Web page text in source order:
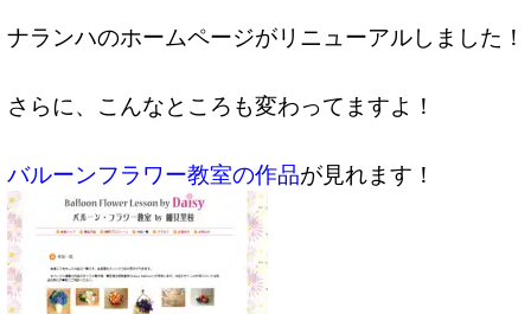
ナランハのホームページがリニューアルしました！
さらに、こんなところも変わってますよ！
バルーンフラワー教室の作品が見れます！